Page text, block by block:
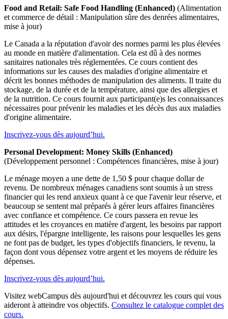
Food and Retail: Safe Food Handling (Enhanced) (Alimentation
et commerce de détail : Manipulation sûre des denrées alimentaires,
mise à jour)
Le Canada a la réputation d'avoir des normes parmi les plus élevées
au monde en matière d'alimentation. Cela est dû à des normes
sanitaires nationales très réglementées. Ce cours contient des
informations sur les causes des maladies d'origine alimentaire et
décrit les bonnes méthodes de manipulation des aliments. Il traite du
stockage, de la durée et de la température, ainsi que des allergies et
de la nutrition. Ce cours fournit aux participant(e)s les connaissances
nécessaires pour prévenir les maladies et les décès dus aux maladies
d'origine alimentaire.
Inscrivez-vous dès aujourd’hui.
Personal Development: Money Skills (Enhanced)
(Développement personnel : Compétences financières, mise à jour)
Le ménage moyen a une dette de 1,50 $ pour chaque dollar de
revenu. De nombreux ménages canadiens sont soumis à un stress
financier qui les rend anxieux quant à ce que l'avenir leur réserve, et
beaucoup se sentent mal préparés à gérer leurs affaires financières
avec confiance et compétence. Ce cours passera en revue les
attitudes et les croyances en matière d'argent, les besoins par rapport
aux désirs, l'épargne intelligente, les raisons pour lesquelles les gens
ne font pas de budget, les types d'objectifs financiers, le revenu, la
façon dont vous dépensez votre argent et les moyens de réduire les
dépenses.
Inscrivez-vous dès aujourd’hui.
Visitez webCampus dès aujourd'hui et découvrez les cours qui vous
aideront à atteindre vos objectifs. Consultez le catalogue complet des
cours.